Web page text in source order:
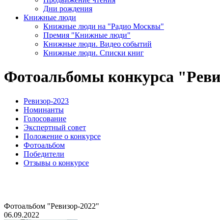
Дни рождения
Книжные люди
Книжные люди на "Радио Москвы"
Премия "Книжные люди"
Книжные люди. Видео событий
Книжные люди. Списки книг
Фотоальбомы конкурса
Ревизор-2023
Номинанты
Голосование
Экспертный совет
Положение о конкурсе
Фотоальбом
Победители
Отзывы о конкурсе
Фотоальбом "Ревизор-2022"
06.09.2022